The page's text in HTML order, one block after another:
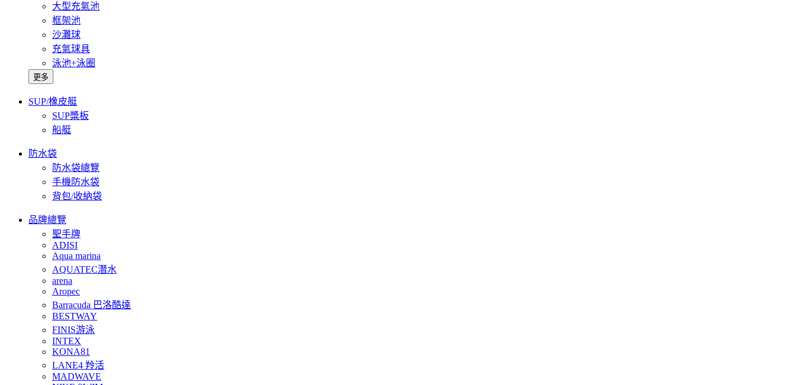
大型充氣池
框架池
沙灘球
充氣球具
泳池+泳圈
更多
SUP/橡皮艇
SUP槳板
船艇
防水袋
防水袋總覽
手機防水袋
背包/收納袋
品牌總覽
聖手牌
ADISI
Aqua marina
AQUATEC潛水
arena
Aropec
Barracuda 巴洛酷達
BESTWAY
FINIS游泳
INTEX
KONA81
LANE4 羚活
MADWAVE